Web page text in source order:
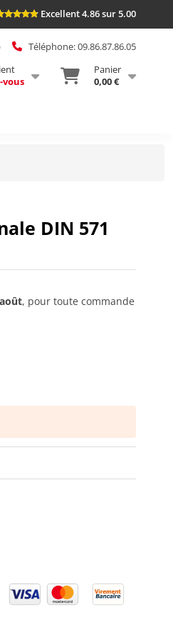
Excellent 4.86 sur 5.00
Téléphone: 09.86.87.86.05
Panier
0,00 €
DIN 571
, pour toute commande